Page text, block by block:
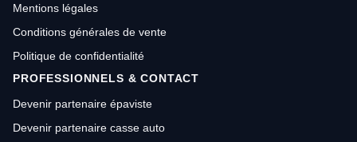
Mentions légales
Conditions générales de vente
Politique de confidentialité
PROFESSIONNELS & CONTACT
Devenir partenaire épaviste
Devenir partenaire casse auto